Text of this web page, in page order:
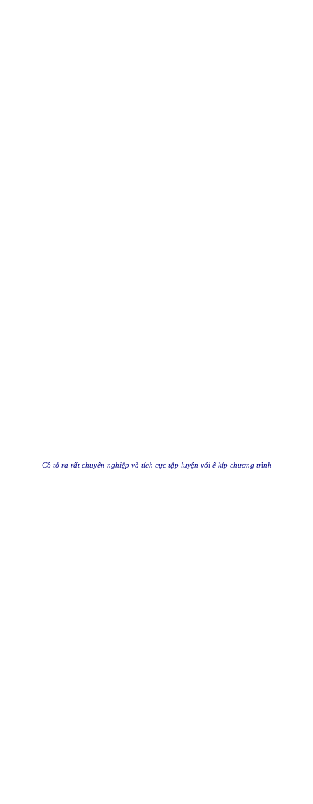
Cô tỏ ra rất chuyên nghiệp và tích cực tập luyện với ê kíp chương trình